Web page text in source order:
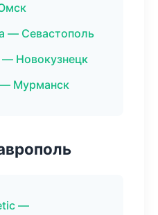
— Севастополь
Новокузнецк
— Мурманск
—